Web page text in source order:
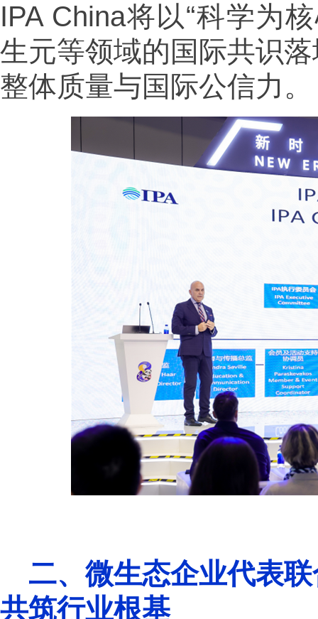
IPA China将以“科学为
生元等领域的国际共识
整体质量与国际公信力。
二、微生态企业代表
共筑行业根基